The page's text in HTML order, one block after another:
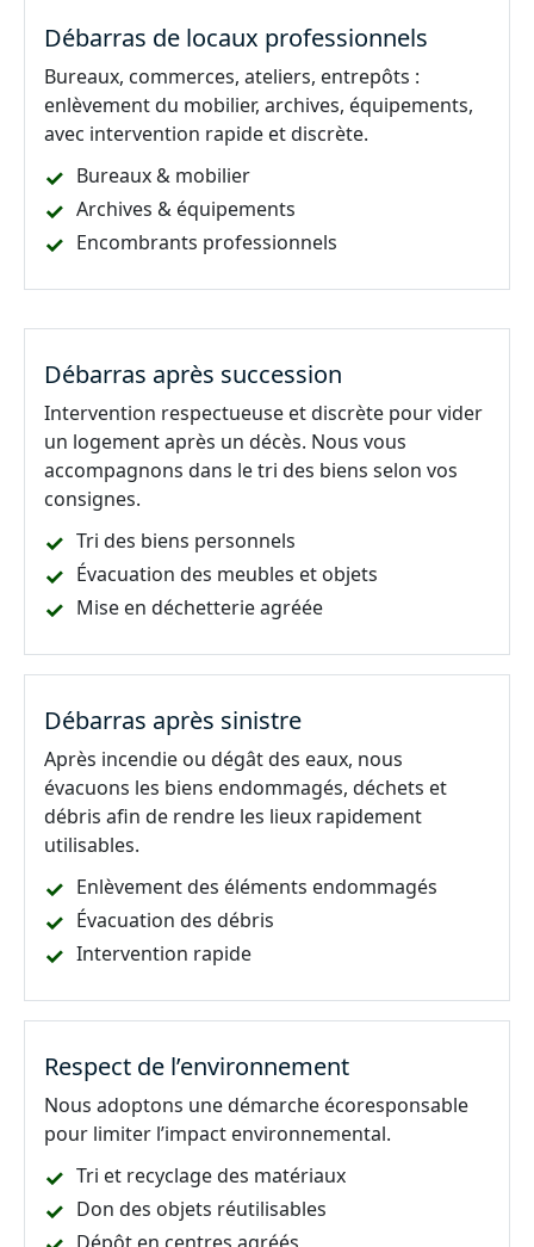
Débarras de locaux professionnels
Bureaux, commerces, ateliers, entrepôts :
enlèvement du mobilier, archives, équipements,
avec intervention rapide et discrète.
Bureaux & mobilier
Archives & équipements
Encombrants professionnels
Débarras après succession
Intervention respectueuse et discrète pour vider
un logement après un décès. Nous vous
accompagnons dans le tri des biens selon vos
consignes.
Tri des biens personnels
Évacuation des meubles et objets
Mise en déchetterie agréée
Débarras après sinistre
Après incendie ou dégât des eaux, nous
évacuons les biens endommagés, déchets et
débris afin de rendre les lieux rapidement
utilisables.
Enlèvement des éléments endommagés
Évacuation des débris
Intervention rapide
Respect de l’environnement
Nous adoptons une démarche écoresponsable
pour limiter l’impact environnemental.
Tri et recyclage des matériaux
Don des objets réutilisables